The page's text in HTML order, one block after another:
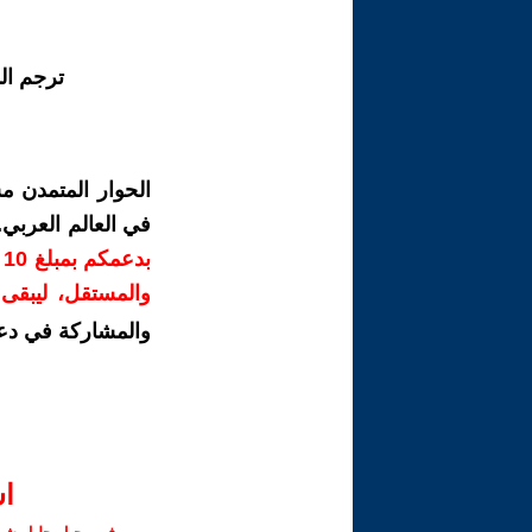
ترجم
الحوار
في العالم
والمستقل،
والمشاركة في